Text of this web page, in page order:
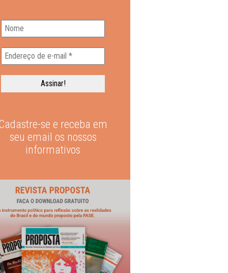
se e receba em
seu email os nossos
informativos